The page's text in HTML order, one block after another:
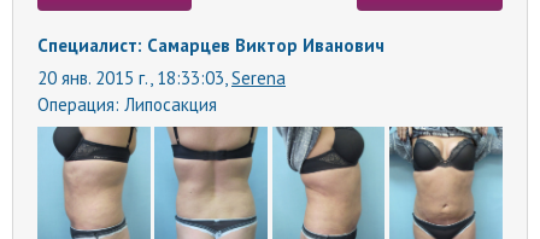
Специалист: Самарцев Виктор Иванович
20 янв. 2015 г., 18:33:03, Serena
Операция: Липосакция